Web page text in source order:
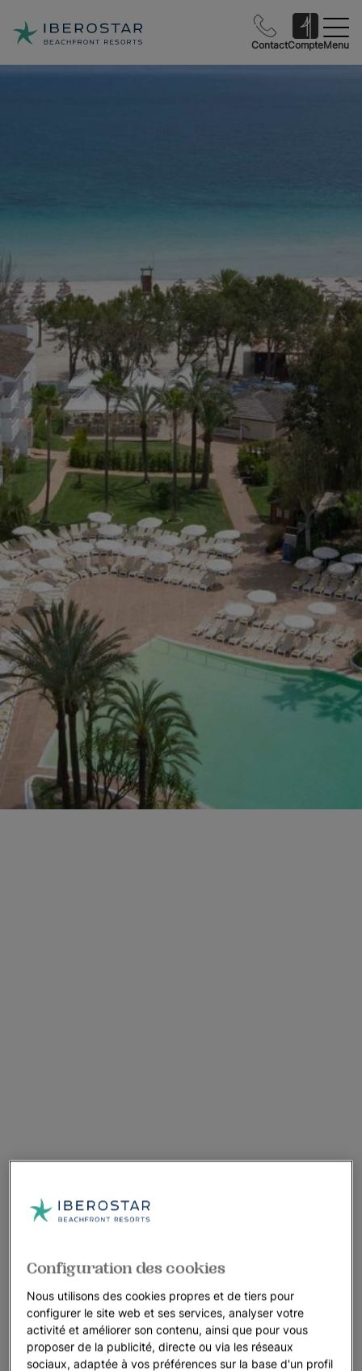
ContactCompteMenu
Configuration des cookies
Nous utilisons des cookies propres et de tiers pour
configurer le site web et ses services, analyser votre
activité et améliorer son contenu, ainsi que pour vous
proposer de la publicité, directe ou via les réseaux
sociaux, adaptée à vos préférences sur la base d'un profil